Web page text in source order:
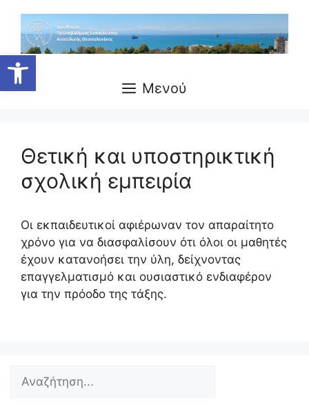
Ανοίξτε τη γραμμή εργαλείων
περιεχόμενο
Μενού
Θετική και υποστηρικτική
σχολική εμπειρία
Οι εκπαιδευτικοί αφιέρωναν τον απαραίτητο
χρόνο για να διασφαλίσουν ότι όλοι οι μαθητές
έχουν κατανοήσει την ύλη, δείχνοντας
επαγγελματισμό και ουσιαστικό ενδιαφέρον
για την πρόοδο της τάξης.